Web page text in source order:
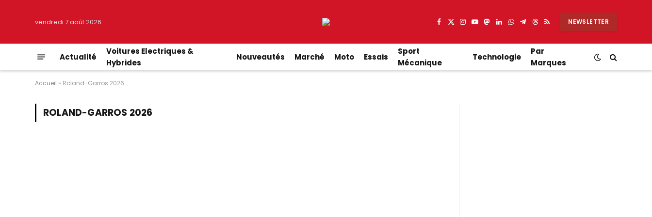
vendredi 7 août 2026 Facebook
X
Instagram
YouTube
Mastodon
LinkedIn
WhatsApp
Partager
Telegram
Threads
RSS NEWSLETTER
Actualité
Voitures Electriques &
Hybrides
Nouveautés Marché Moto Essais
Sport
Mécanique
Technologie
Par
Marques
Accueil » Roland-Garros 2026
ROLAND-GARROS 2026